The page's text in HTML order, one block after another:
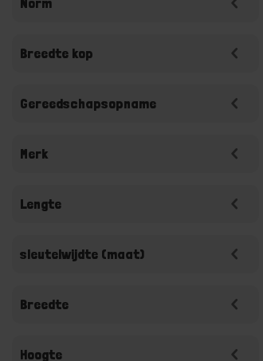
Breedte kop
Gereedschapsopname
Merk
Lengte
sleutelwijdte (maat)
Breedte
Hoogte